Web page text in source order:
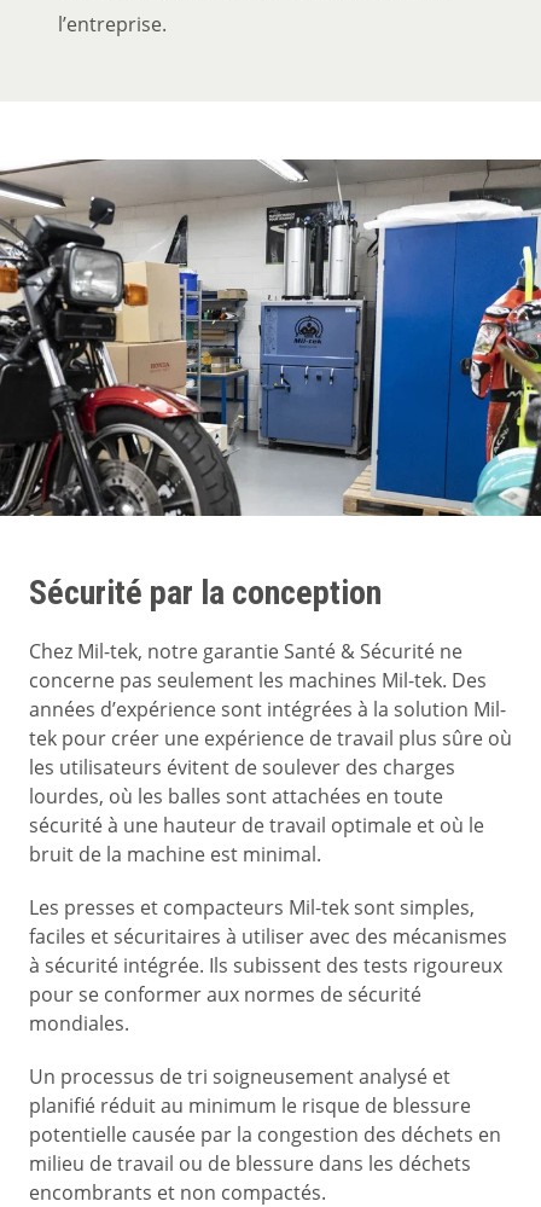
l’entreprise.
Sécurité par la conception
Chez Mil-tek, notre garantie Santé & Sécurité ne
concerne pas seulement les machines Mil-tek. Des
années d’expérience sont intégrées à la solution Mil-
tek pour créer une expérience de travail plus sûre où
les utilisateurs évitent de soulever des charges
lourdes, où les balles sont attachées en toute
sécurité à une hauteur de travail optimale et où le
bruit de la machine est minimal.
Les presses et compacteurs Mil-tek sont simples,
faciles et sécuritaires à utiliser avec des mécanismes
à sécurité intégrée. Ils subissent des tests rigoureux
pour se conformer aux normes de sécurité
mondiales.
Un processus de tri soigneusement analysé et
planifié réduit au minimum le risque de blessure
potentielle causée par la congestion des déchets en
milieu de travail ou de blessure dans les déchets
encombrants et non compactés.